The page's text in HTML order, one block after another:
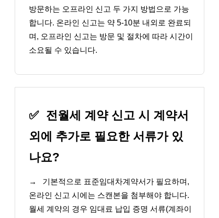
방문하는 오프라인 신고 두 가지 방법으로 가능
합니다. 온라인 신고는 약 5-10분 내외로 완료되
며, 오프라인 신고는 방문 및 절차에 따라 시간이
소요될 수 있습니다.
✅ 전월세 계약 신고 시 계약서
외에 추가로 필요한 서류가 있
나요?
→
기본적으로 표준임대차계약서가 필요하며,
온라인 신고 시에는 스캔본을 첨부해야 합니다.
월세 계약의 경우 임대료 납입 증명 서류(계좌이